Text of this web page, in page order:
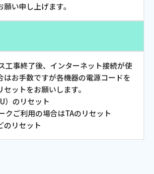
い申し上げます。
工事終了後、インターネット接続が使
はお手数ですが各機器の電源コードを
ットをお願いします。
）のリセット
ご利用の場合はTAのリセット
リセット